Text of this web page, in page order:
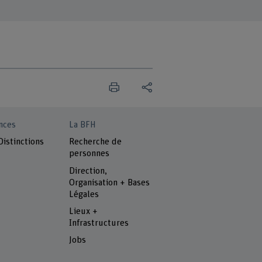
La BFH
Recherche de
personnes
Direction,
Organisation + Bases
Légales
Lieux +
Infrastructures
Jobs